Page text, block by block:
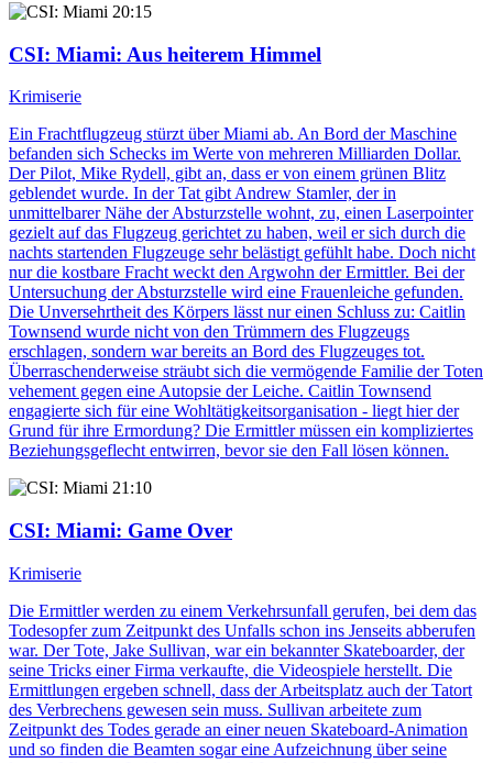
20:15
CSI: Miami: Aus heiterem Himmel
Krimiserie
Ein Frachtflugzeug stürzt über Miami ab. An Bord der Maschine
befanden sich Schecks im Werte von mehreren Milliarden Dollar.
Der Pilot, Mike Rydell, gibt an, dass er von einem grünen Blitz
geblendet wurde. In der Tat gibt Andrew Stamler, der in
unmittelbarer Nähe der Absturzstelle wohnt, zu, einen Laserpointer
gezielt auf das Flugzeug gerichtet zu haben, weil er sich durch die
nachts startenden Flugzeuge sehr belästigt gefühlt habe. Doch nicht
nur die kostbare Fracht weckt den Argwohn der Ermittler. Bei der
Untersuchung der Absturzstelle wird eine Frauenleiche gefunden.
Die Unversehrtheit des Körpers lässt nur einen Schluss zu: Caitlin
Townsend wurde nicht von den Trümmern des Flugzeugs
erschlagen, sondern war bereits an Bord des Flugzeuges tot.
Überraschenderweise sträubt sich die vermögende Familie der Toten
vehement gegen eine Autopsie der Leiche. Caitlin Townsend
engagierte sich für eine Wohltätigkeitsorganisation - liegt hier der
Grund für ihre Ermordung? Die Ermittler müssen ein kompliziertes
Beziehungsgeflecht entwirren, bevor sie den Fall lösen können.
21:10
CSI: Miami: Game Over
Krimiserie
Die Ermittler werden zu einem Verkehrsunfall gerufen, bei dem das
Todesopfer zum Zeitpunkt des Unfalls schon ins Jenseits abberufen
war. Der Tote, Jake Sullivan, war ein bekannter Skateboarder, der
seine Tricks einer Firma verkaufte, die Videospiele herstellt. Die
Ermittlungen ergeben schnell, dass der Arbeitsplatz auch der Tatort
des Verbrechens gewesen sein muss. Sullivan arbeitete zum
Zeitpunkt des Todes gerade an einer neuen Skateboard-Animation
und so finden die Beamten sogar eine Aufzeichnung über seine